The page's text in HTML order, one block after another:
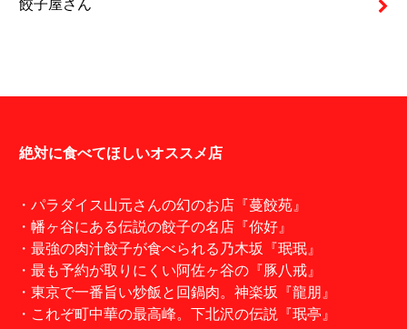
絶対に食べてほしいオススメ店
・パラダイス山元さんの幻のお店『蔓餃苑』
・幡ヶ谷にある伝説の餃子の名店『你好』
・最強の肉汁餃子が食べられる乃木坂『珉珉』
・最も予約が取りにくい阿佐ヶ谷の『豚八戒』
・東京で一番旨い炒飯と回鍋肉。神楽坂『龍朋』
・これぞ町中華の最高峰。下北沢の伝説『珉亭』